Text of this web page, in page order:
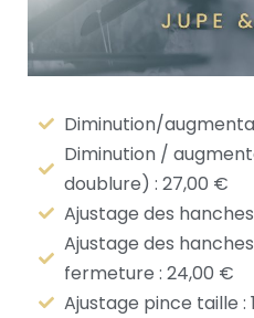
Diminution/
Diminution /
doublure) : 27,00 €
Ajustage des
Ajustage des
fermeture : 24,00 €
Ajustage pince taille :